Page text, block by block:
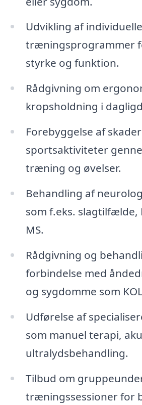
Udvikling af individuelle
træningsprogrammer
styrke og funktion.
Rådgivning om
kropsholdning i
Forebyggelse af
sportsaktiviteter
træning og øvelser.
Behandling af
som f.eks. slagtilfælde,
MS.
Rådgivning og
forbindelse med
og sygdomme som
Udførelse af
som manuel terapi,
ultralydsbehandling.
Tilbud om
træningssessioner for